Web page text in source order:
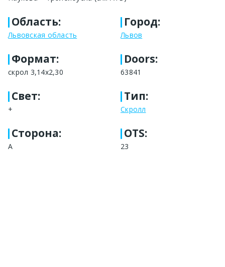
Область:
Львовская область
Город:
Львов
Формат:
скрол 3,14х2,30
Doors:
63841
Свет:
+
Тип:
Скролл
Сторона:
А
OTS:
23